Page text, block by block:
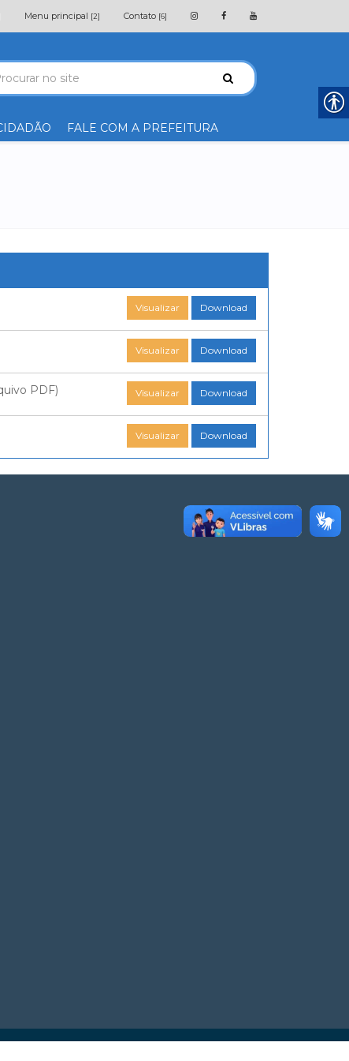
Menu principal [2] Contato [6]
FALE COM A PREFEITURA
Visualizar Download
Visualizar Download
Visualizar Download
PDF)
Visualizar Download